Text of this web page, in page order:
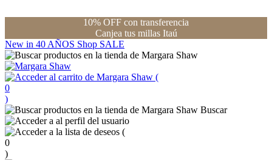
10% OFF con transferencia
Canjea tus millas Itaú
New in 40 AÑOS Shop SALE
(
0
)
Buscar
(
0
)